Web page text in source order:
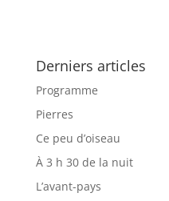
Derniers articles
Programme
Pierres
Ce peu d’oiseau
À 3 h 30 de la nuit
L’avant-pays